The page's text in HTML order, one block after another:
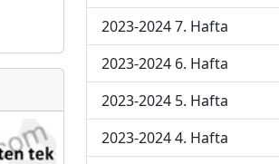
2023-2024 7. Hafta
2023-2024 6. Hafta
2023-2024 5. Hafta
2023-2024 4. Hafta